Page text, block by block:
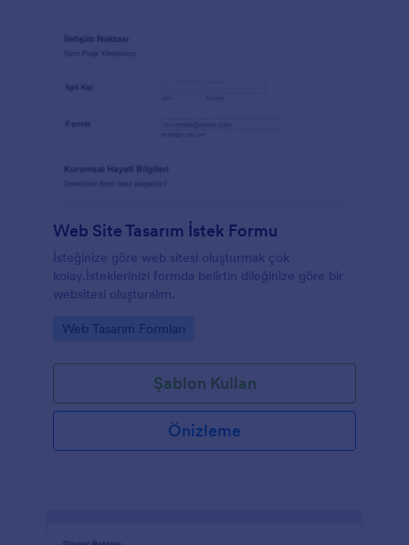
Web Site Tasarım İstek Formu
İsteğinize göre web sitesi oluşturmak çok
kolay.İsteklerinizi formda belirtin dileğinize göre bir
websitesi oluşturalım.
Go to Category:
Web Tasarım Formları
Şablon Kullan
Önizleme